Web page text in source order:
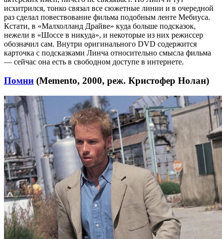
исхитрился, тонко связал все сюжетные линии и в очередной
раз сделал повествование фильма подобным ленте Мебиуса.
Кстати, в «Малхолланд Драйве» куда больше подсказок,
нежели в «Шоссе в никуда», и некоторые из них режиссер
обозначил сам. Внутри оригинального DVD содержится
карточка с подсказками Линча относительно смысла фильма
— сейчас она есть в свободном доступе в интернете.
Помни (Memento, 2000, реж. Кристофер Нолан)